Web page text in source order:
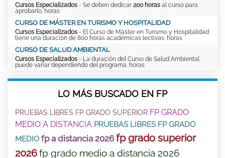
Cursos Especializados - Se deben dedicar 200 horas al curso para
aprobarlo. horas
CURSO DE MÁSTER EN TURISMO Y HOSPITALIDAD
Cursos Especializados - El Curso de Máster en Turismo y Hospitalidad
tiene una duración de 800 horas académicas lectivas. horas
CURSO DE SALUD AMBIENTAL
Cursos Especializados - La duración del Curso de Salud Ambiental
puede variar dependiendo del programa. horas
LO MÁS BUSCADO EN FP
PRUEBAS LIBRES FP GRADO SUPERIOR FP GRADO
MEDIO A DISTANCIA PRUEBAS LIBRES FP GRADO
MEDIO fp a distancia 2026 fp grado superior
2026fp grado medio a distancia 2026